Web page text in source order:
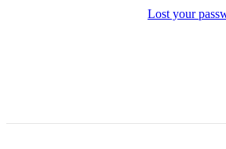
Lost your